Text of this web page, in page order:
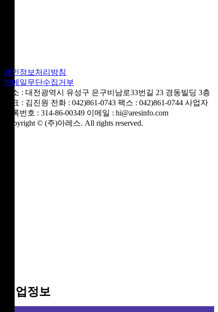
개인정보처리방침
이메일무단수집거부
주소 : 대전광역시 유성구 은구비남로33번길 23 경동빌딩 3층
대표 : 김진원 전화 : 042)861-0743 팩스 : 042)861-0744 사업자
등록번호 : 314-86-00349 이메일 : hi@aresinfo.com
Copyright © (주)아레스. All rights reserved.
기업정보